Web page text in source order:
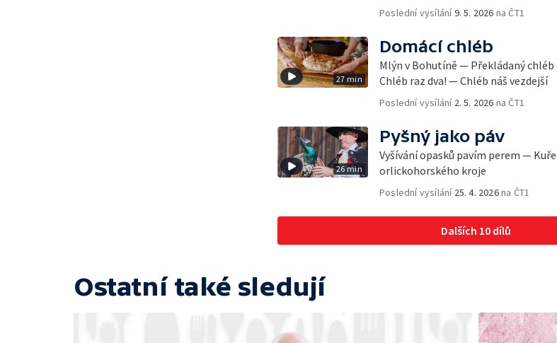
Poslední vysílání9. 5. 2026 na ČT1
27 min
Domácí chléb
Mlýn v Bohutíně — Překládaný
Chléb raz dva! — Chléb náš vezdejší
Poslední vysílání 2. 5. 2026 na ČT1
26 min
Pyšný jako páv
Vyšívání opasků pavím perem —
orlickohorského kroje
Poslední vysílání 25. 4. 2026na ČT1
Dalších 10 dílů
Ostatní také sledují